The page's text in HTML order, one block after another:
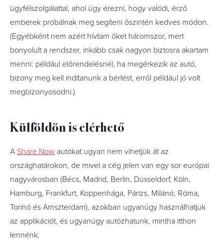
ügyfélszolgálattal, ahol úgy érezni, hogy valódi, érző
emberek próbálnak meg segíteni őszintén kedves módon.
(Egyébként nem azért hívtam őket háromszor, mert
bonyolult a rendszer, inkább csak nagyon biztosra akartam
menni: például előrendelésnél, ha megérkezik az autó,
bizony meg kell indítanunk a bérlést, erről például jó volt
megbizonyosodni.)
Külföldön is elérhető
A Share Now autókat ugyan nem vihetjük át az
országhatárokon, de mivel a cég jelen van egy sor európai
nagyvárosban (Bécs, Madrid, Berlin, Düsseldorf, Köln,
Hamburg, Frankfurt, Koppenhága, Párizs, Milánó, Róma,
Torinó és Amszterdam), azokban ugyanúgy használhatjuk
az applikációt, és ugyanúgy autózhatunk, mintha itthon
lennénk.